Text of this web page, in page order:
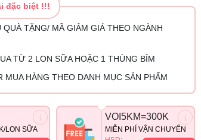
đặc biệt !!!
QUÀ TẶNG/ MÃ GIẢM GIÁ THEO NGÀNH
TỪ 2 LON SỮA HOẶC 1 THÙNG BỈM
MUA HÀNG THEO DANH MỤC SẢN PHẨM
LON SỮA
VOI5KM=300K
MIỄN PHÍ VẬN CHUYỂN